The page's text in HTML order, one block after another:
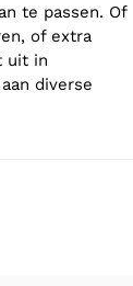
te passen. Of
of extra
uit in
diverse